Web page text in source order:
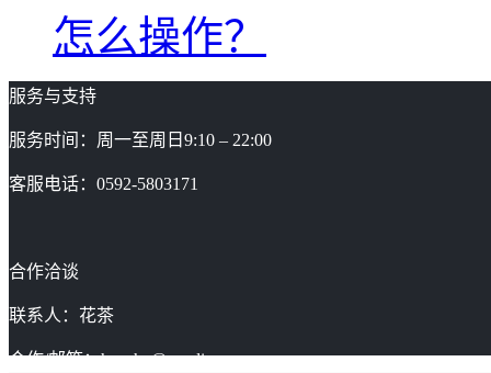
怎么操作？
服务与支持
服务时间：周一至周日9:10 – 22:00
客服电话：0592-5803171
合作洽谈
联系人：花茶
合作/邮箱：huacha@gaoding.com